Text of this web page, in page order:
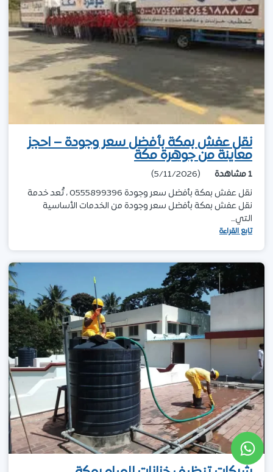
نقل عفش بمكة بأفضل سعر وجودة – احجز
معاينة من جوهرة مكة
1مشاهدة
(5/11/2026)
نقل عفش بمكة بأفضل سعر وجودة 0555899396 ، تُعد خدمة
نقل عفش بمكة بأفضل سعر وجودة من الخدمات الأساسية
التي…
تابع القراءة